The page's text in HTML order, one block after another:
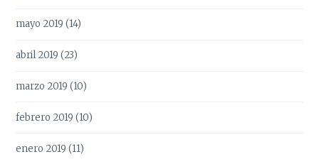
mayo 2019 (14)
abril 2019 (23)
marzo 2019 (10)
febrero 2019 (10)
enero 2019 (11)